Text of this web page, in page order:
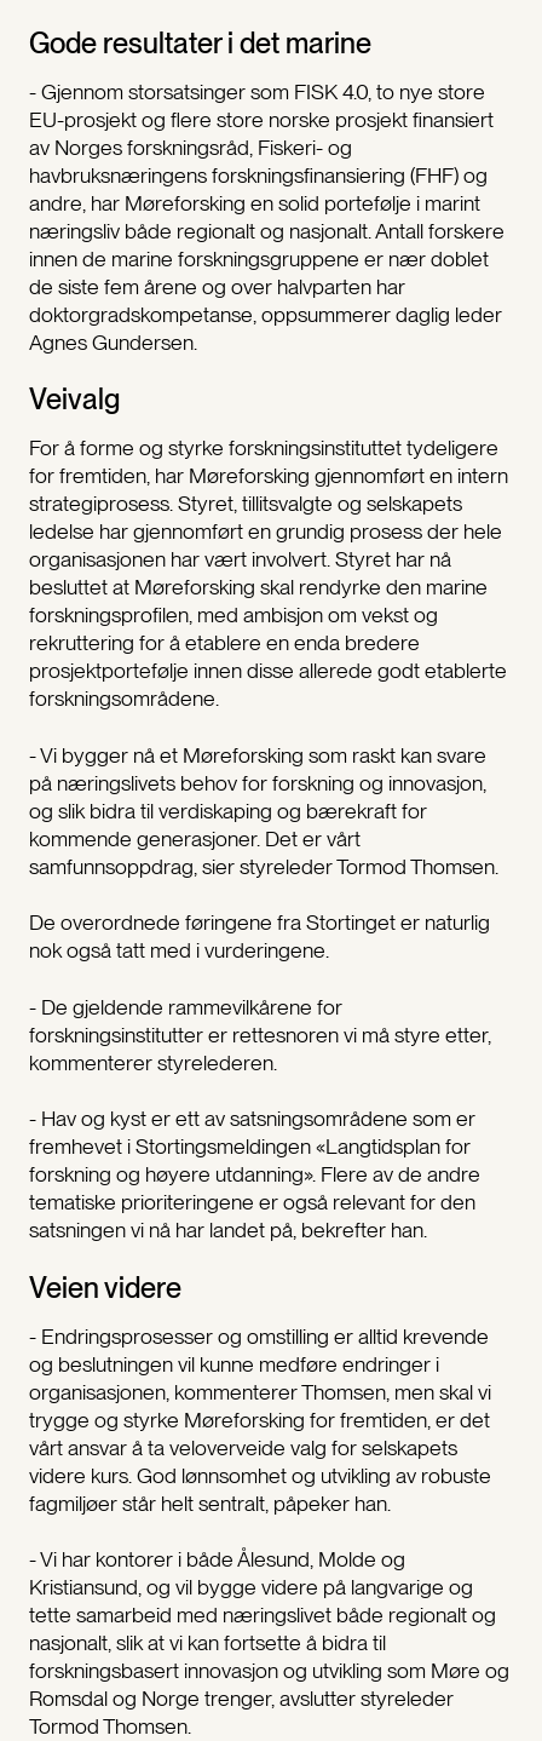
Gode resultater i det marine
- Gjennom storsatsinger som FISK 4.0, to nye store
EU-prosjekt og flere store norske prosjekt finansiert
av Norges forskningsråd, Fiskeri- og
havbruksnæringens forskningsfinansiering (FHF) og
andre, har Møreforsking en solid portefølje i marint
næringsliv både regionalt og nasjonalt. Antall forskere
innen de marine forskningsgruppene er nær doblet
de siste fem årene og over halvparten har
doktorgradskompetanse, oppsummerer daglig leder
Agnes Gundersen.
Veivalg
For å forme og styrke forskningsinstituttet tydeligere
for fremtiden, har Møreforsking gjennomført en intern
strategiprosess. Styret, tillitsvalgte og selskapets
ledelse har gjennomført en grundig prosess der hele
organisasjonen har vært involvert. Styret har nå
besluttet at Møreforsking skal rendyrke den marine
forskningsprofilen, med ambisjon om vekst og
rekruttering for å etablere en enda bredere
prosjektportefølje innen disse allerede godt etablerte
forskningsområdene.
- Vi bygger nå et Møreforsking som raskt kan svare
på næringslivets behov for forskning og innovasjon,
og slik bidra til verdiskaping og bærekraft for
kommende generasjoner. Det er vårt
samfunnsoppdrag, sier styreleder Tormod Thomsen.
De overordnede føringene fra Stortinget er naturlig
nok også tatt med i vurderingene.
- De gjeldende rammevilkårene for
forskningsinstitutter er rettesnoren vi må styre etter,
kommenterer styrelederen.
- Hav og kyst er ett av satsningsområdene som er
fremhevet i Stortingsmeldingen «Langtidsplan for
forskning og høyere utdanning». Flere av de andre
tematiske prioriteringene er også relevant for den
satsningen vi nå har landet på, bekrefter han.
Veien videre
- Endringsprosesser og omstilling er alltid krevende
og beslutningen vil kunne medføre endringer i
organisasjonen, kommenterer Thomsen, men skal vi
trygge og styrke Møreforsking for fremtiden, er det
vårt ansvar å ta veloverveide valg for selskapets
videre kurs. God lønnsomhet og utvikling av robuste
fagmiljøer står helt sentralt, påpeker han.
- Vi har kontorer i både Ålesund, Molde og
Kristiansund, og vil bygge videre på langvarige og
tette samarbeid med næringslivet både regionalt og
nasjonalt, slik at vi kan fortsette å bidra til
forskningsbasert innovasjon og utvikling som Møre og
Romsdal og Norge trenger, avslutter styreleder
Tormod Thomsen.